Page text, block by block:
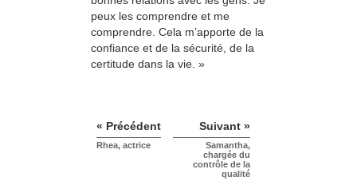
peux les comprendre et me
comprendre. Cela m’apporte de la
confiance et de la sécurité, de la
certitude dans la vie. »
« Précédent
Rhea, actrice
Suivant »
Samantha,
chargée du
contrôle de la
qualité